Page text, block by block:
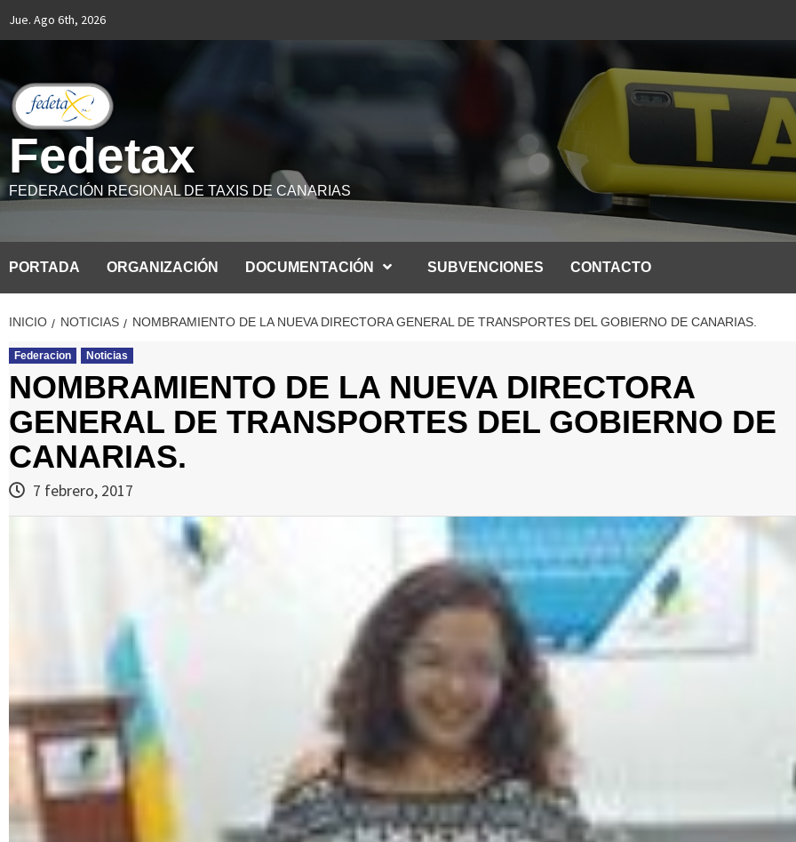
Jue. Ago 6th, 2026
Fedetax
FEDERACIÓN REGIONAL DE TAXIS DE CANARIAS
PORTADA ORGANIZACIÓN DOCUMENTACIÓN SUBVENCIONES CONTACTO
INICIO NOTICIAS NOMBRAMIENTO DE LA NUEVA DIRECTORA GENERAL DE TRANSPORTES DEL GOBIERNO DE CANARIAS.
Federacion Noticias
NOMBRAMIENTO DE LA NUEVA DIRECTORA
GENERAL DE TRANSPORTES DEL GOBIERNO DE
CANARIAS.
7 febrero, 2017